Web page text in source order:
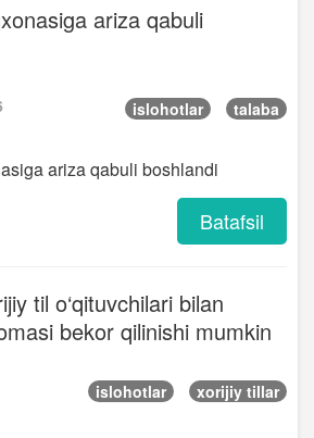
ariza qabuli
islohotlar talaba
ariza qabuli boshlandi
Batafsil
til o‘qituvchilari bilan
bekor qilinishi mumkin
islohotlar xorijiy tillar